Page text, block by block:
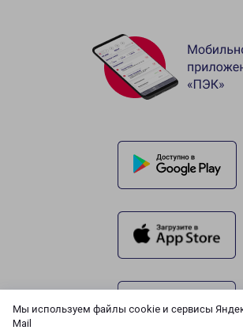
Мы используем файлы cookie и сервисы
Mail